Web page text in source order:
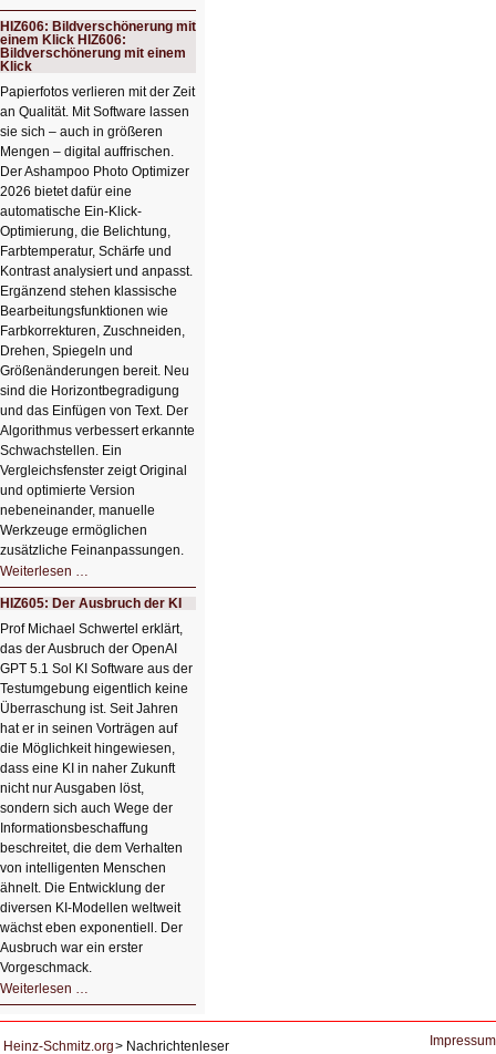
Schicker
kompakter
Rechenturbo
HIZ606: Bildverschönerung mit
einem Klick HIZ606:
Bildverschönerung mit einem
Klick
Papierfotos verlieren mit der Zeit
an Qualität. Mit Software lassen
sie sich – auch in größeren
Mengen – digital auffrischen.
Der Ashampoo Photo Optimizer
2026 bietet dafür eine
automatische Ein-Klick-
Optimierung, die Belichtung,
Farbtemperatur, Schärfe und
Kontrast analysiert und anpasst.
Ergänzend stehen klassische
Bearbeitungsfunktionen wie
Farbkorrekturen, Zuschneiden,
Drehen, Spiegeln und
Größenänderungen bereit. Neu
sind die Horizontbegradigung
und das Einfügen von Text. Der
Algorithmus verbessert erkannte
Schwachstellen. Ein
Vergleichsfenster zeigt Original
und optimierte Version
nebeneinander, manuelle
Werkzeuge ermöglichen
zusätzliche Feinanpassungen.
Weiterlesen …
Bildverschönerung
mit
einem
Klick
HIZ606:
Bildverschönerung
mit
einem
Klick
HIZ605: Der Ausbruch der KI
Prof Michael Schwertel erklärt,
das der Ausbruch der OpenAI
GPT 5.1 Sol KI Software aus der
Testumgebung eigentlich keine
Überraschung ist. Seit Jahren
hat er in seinen Vorträgen auf
die Möglichkeit hingewiesen,
dass eine KI in naher Zukunft
nicht nur Ausgaben löst,
sondern sich auch Wege der
Informationsbeschaffung
beschreitet, die dem Verhalten
von intelligenten Menschen
ähnelt. Die Entwicklung der
diversen KI-Modellen weltweit
wächst eben exponentiell. Der
Ausbruch war ein erster
Vorgeschmack.
Weiterlesen …
Der
KI
Heinz-Schmitz.org Nachrichtenleser Impressum